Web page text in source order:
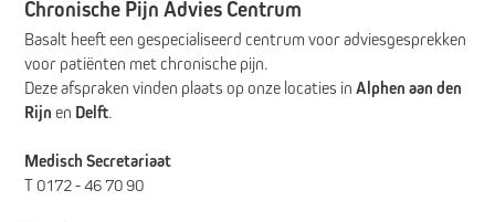
Chronische Pijn Advies Centrum
Basalt heeft een gespecialiseerd centrum voor adviesgesprekken
voor patiënten met chronische pijn.
Deze afspraken vinden plaats op onze locaties inAlphen aan den
Rijn en Delft.
Medisch Secretariaat
T 0172 - 46 70 90